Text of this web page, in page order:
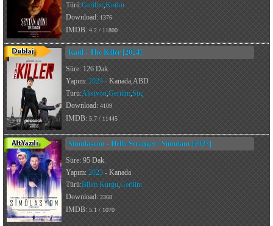
Türü:Gerilim,Korku
Download: 1376
IMDB: 4.2 / 11800
Katil - The Killer [2024]
Süre: 126 Dak.
Yapım: 2024 - Kanada,ABD
Türü:Aksiyon,Gerilim,Suç
Download: 4109
IMDB: 5.7 / 11445
Simülasyon - Hello Stranger / Simulant [2023]
Süre: 95 Dak.
Yapım: 2023 - Kanada
Türü:Bilim Kurgu,Gerilim
Download: 2368
IMDB: 5.1 / 1070